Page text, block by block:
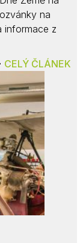
na
informace z
CELÝ ČLÁNEK